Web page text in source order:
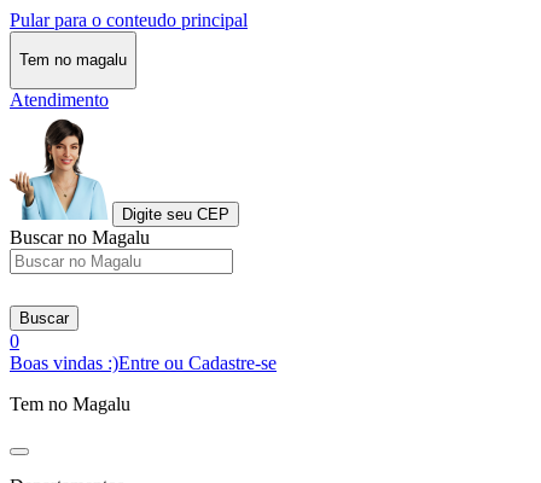
Pular para o conteudo principal
Tem no magalu
Atendimento
Digite seu CEP
Buscar no Magalu
Buscar
0
Boas vindas :)Entre ou Cadastre-se
Tem no Magalu